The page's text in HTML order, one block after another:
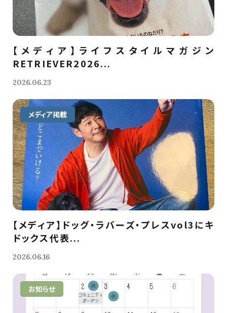
【メディア】ライフスタイルマガジン
RETRIEVER2026...
2026.06.23
メディア掲載
【メディア】ドッグ・ラバーズ・プレスvol3にキ
ドックス代表...
2026.06.16
お知らせ